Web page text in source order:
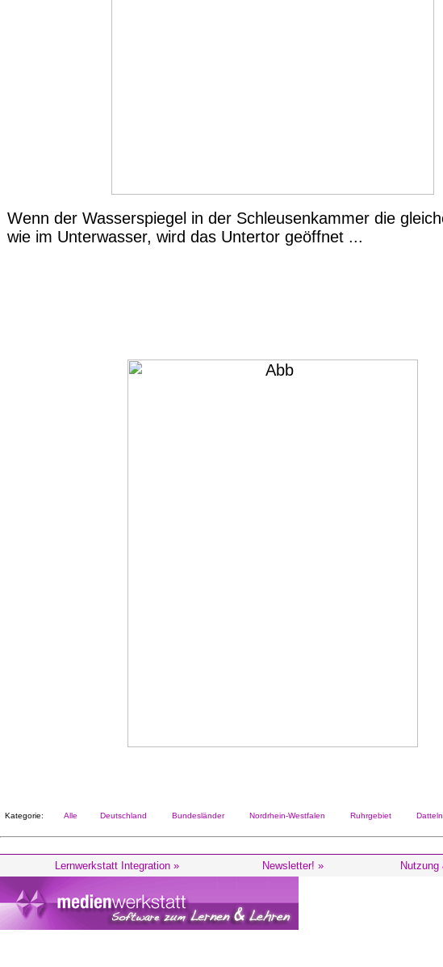
Wenn der Wasserspiegel in der Schleusenkammer die
wie im Unterwasser, wird das Untertor geöffnet ...
Kategorie: Alle Deutschland Bundesländer Nordrhein-Westfalen Ruhrgebiet
Lernwerkstatt Integration » Newsletter! » Nutzung